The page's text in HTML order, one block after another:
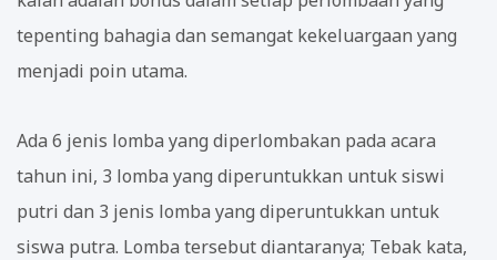
tepenting bahagia dan semangat kekeluargaan yang
menjadi poin utama.
Ada 6 jenis lomba yang diperlombakan pada acara
tahun ini, 3 lomba yang diperuntukkan untuk siswi
putri dan 3 jenis lomba yang diperuntukkan untuk
siswa putra. Lomba tersebut diantaranya; Tebak kata,